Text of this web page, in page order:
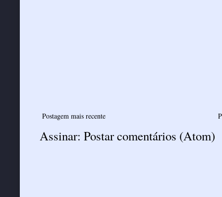
Postagem mais recente
Assinar: Postar comentários (Atom)